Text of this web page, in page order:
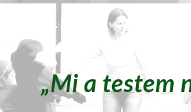
„Mi a testem